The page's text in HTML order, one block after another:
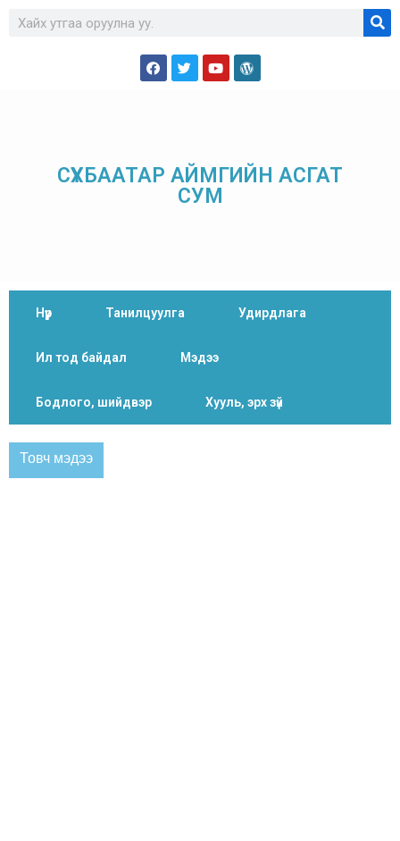
СҮХБААТАР АЙМГИЙН АСГАТ
СУМ
Нүүр Танилцуулга Удирдлага
Ил тод байдал Мэдээ
Бодлого, шийдвэр Хууль, эрх зүй
Товч мэдээ